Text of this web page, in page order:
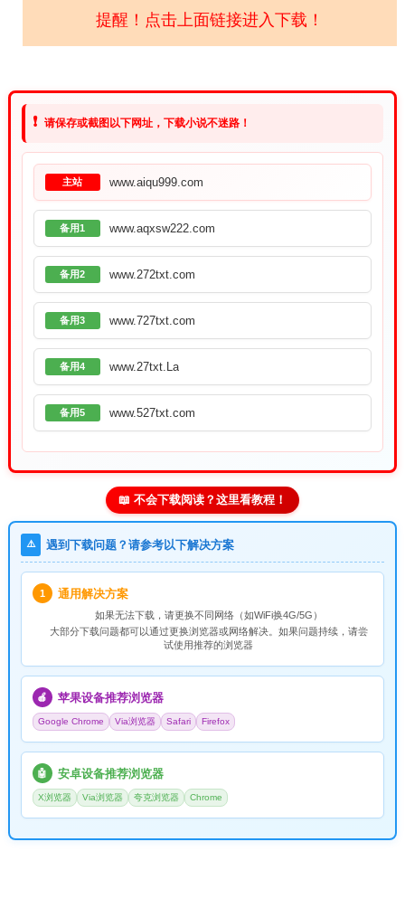
提醒！点击上面链接进入下载！
❗ 请保存或截图以下网址，下载小说不迷路！
主站 www.aiqu999.com
备用1 www.aqxsw222.com
备用2 www.272txt.com
备用3 www.727txt.com
备用4 www.27txt.La
备用5 www.527txt.com
📖 不会下载阅读？这里看教程！
⚠️ 遇到下载问题？请参考以下解决方案
1 通用解决方案
如果无法下载，请更换不同网络（如WiFi换4G/5G）
大部分下载问题都可以通过更换浏览器或网络解决。如果问题持续，请尝
试使用推荐的浏览器
🍎 苹果设备推荐浏览器
Google Chrome Via浏览器 Safari Firefox
🤖 安卓设备推荐浏览器
X浏览器 Via浏览器 夸克浏览器 Chrome